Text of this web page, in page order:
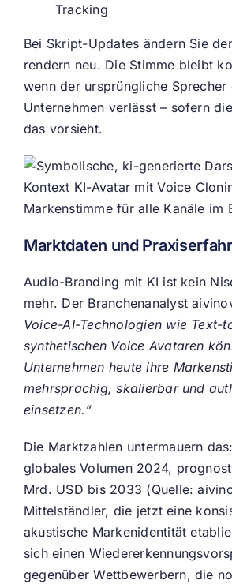
Tracking
Bei Skript-Updates ändern Sie
rendern neu. Die Stimme bleibt
wenn der ursprüngliche Sprecher
Unternehmen verlässt – sofern
das vorsieht.
Marktdaten und
Audio-Branding mit KI ist kein
mehr. Der Branchenanalyst
Voice-AI-Technologien wie Text-
synthetischen Voice Avataren
Unternehmen heute ihre
mehrsprachig, skalierbar und
einsetzen.“
Die Marktzahlen untermauern
globales Volumen 2024,
Mrd. USD bis 2033 (Quelle:
Mittelständler, die jetzt eine
akustische Markenidentität
sich einen
gegenüber Wettbewerbern, die